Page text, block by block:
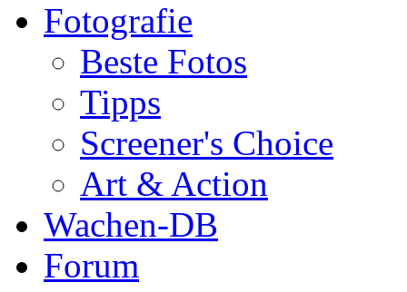
Fotografie
Beste Fotos
Tipps
Screener's Choice
Art & Action
Wachen-DB
Forum